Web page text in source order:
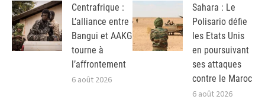
Centrafrique :
L’alliance entre
Bangui et AAKG
tourne à
l’affrontement
6 août 2026
Sahara : Le
Polisario défie
les Etats Unis
en poursuivant
ses attaques
contre le Maroc
6 août 2026